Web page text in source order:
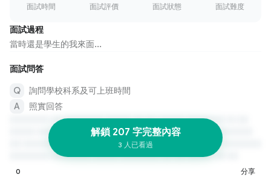
面試時間 面試評價 面試狀態 面試難度
面試過程
當時還是學生的我來面...
面試問答
詢問學校科系及可上班時間
照實回答
解鎖 207 字完整內容
3 人已看過
0 分享